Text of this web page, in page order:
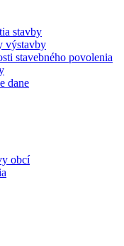
stavby
výstavby
stavebného povolenia
dane
obcí